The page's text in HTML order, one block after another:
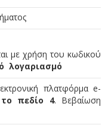
με χρήση του κωδικού
λογαριασμό
πλατφόρμα e-
πεδίο 4. Βεβαίωση